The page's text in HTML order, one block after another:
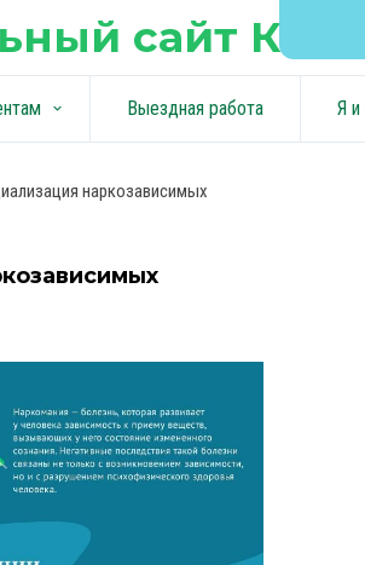
сайт
keyboard_arrow_down Выездная работа Я и
наркозависимых